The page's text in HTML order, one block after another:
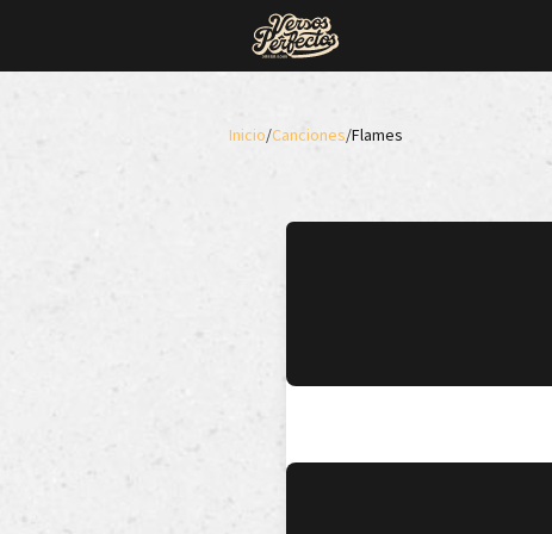
Inicio/Canciones/Flames